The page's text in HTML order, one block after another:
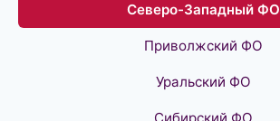
Северо-Западный ФО
Приволжский ФО
Уральский ФО